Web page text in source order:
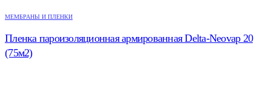
МЕМБРАНЫ И ПЛЕНКИ
Пленка пароизоляционная армированная Delta-Neovap 20
(75м2)